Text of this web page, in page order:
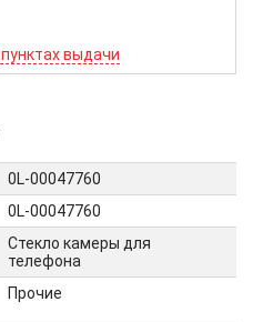
выдачи
0L-00047760
0L-00047760
Стекло камеры для
телефона
Прочие